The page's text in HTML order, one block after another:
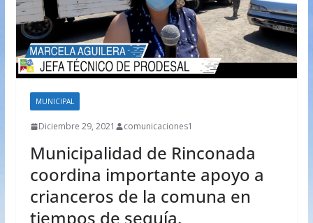
MUNICIPAL
Diciembre 29, 2021 comunicaciones1
Municipalidad de Rinconada
coordina importante apoyo a
crianceros de la comuna en
tiempos de sequía.